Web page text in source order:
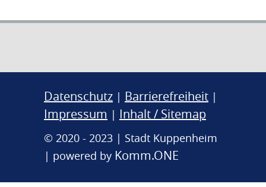
Datenschutz | Barrierefreiheit |
Impressum | Inhalt / Sitemap
© 2020 - 2023 | Stadt Kuppenheim
| powered by Komm.ONE